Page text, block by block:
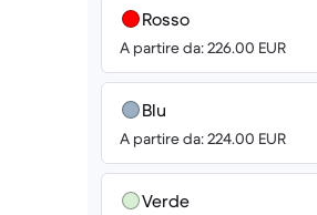
Rosso
A partire da: 226.00 EUR
Blu
A partire da: 224.00 EUR
Verde